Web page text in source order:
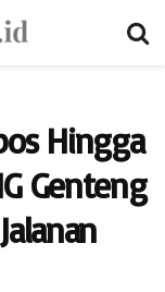
Hingga
Genteng